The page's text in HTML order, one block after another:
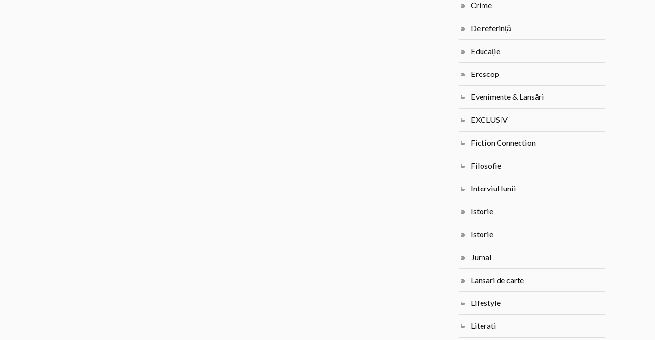
Crime
De referință
Educație
Eroscop
Evenimente & Lansări
EXCLUSIV
Fiction Connection
Filosofie
Interviul lunii
Istorie
Istorie
Jurnal
Lansari de carte
Lifestyle
Literati